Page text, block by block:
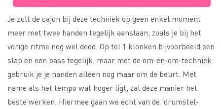
Je zult de cajon bij deze techniek op geen enkel moment
meer met twee handen tegelijk aanslaan, zoals je bij het
vorige ritme nog wel deed. Op tel 1 klonken bijvoorbeeld een
slap en een bass tegelijk, maar met de om-en-om-techniek
gebruik je je handen alleen nog maar om de beurt. Met
name als het tempo wat hoger ligt, zal deze manier het
beste werken. Hiermee gaan we echt van de ‘drumstel-